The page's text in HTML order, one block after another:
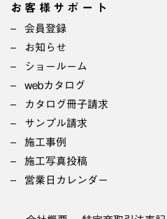
お客様サポート
会員登録
お知らせ
ショールーム
webカタログ
カタログ冊子請求
サンプル請求
施工事例
施工写真投稿
営業日カレンダー